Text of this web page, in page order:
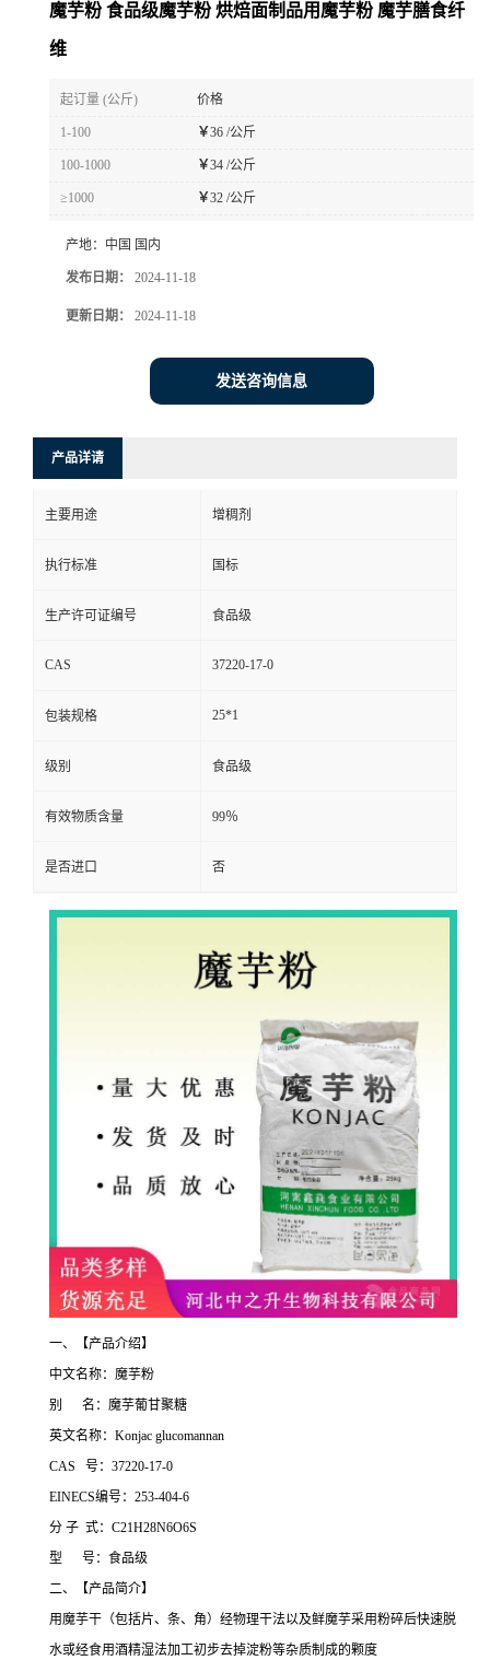
魔芋粉 食品级魔芋粉 烘焙面制品用魔芋粉 魔芋膳食纤
维
起订量 (公斤) 价格
1-100 ￥36 /公斤
100-1000 ￥34 /公斤
≥1000 ￥32 /公斤
产地： 中国 国内
发布日期： 2024-11-18
更新日期： 2024-11-18
发送咨询信息
产品详请
主要用途 增稠剂
执行标准 国标
生产许可证编号 食品级
CAS 37220-17-0
包装规格 25*1
级别 食品级
有效物质含量 99％
是否进口 否
一、【产品介绍】
中文名称：魔芋粉
别 名：魔芋葡甘聚糖
英文名称：Konjac glucomannan
CAS 号：37220-17-0
EINECS编号：253-404-6
分 子 式：C21H28N6O6S
型 号：食品级
二、【产品简介】
用魔芋干（包括片、条、角）经物理干法以及鲜魔芋采用粉碎后快速脱
水或经食用酒精湿法加工初步去掉淀粉等杂质制成的颗度